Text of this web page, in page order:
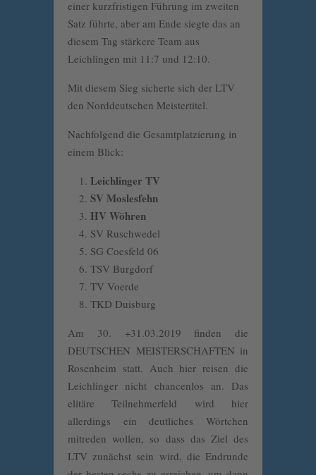
einer kurzfristigen Führung im zweiten
Satz führte, aber am Ende siegte das an
diesem Tag stärkere Team aus
Leichlingen mit 11:7 und 12:10.
Mit diesem Sieg sicherte sich der LTV
den Norddeutschen Meistertitel.
Nachfolgend die Gesamtplatzierung in
einem Blick:
Leichlinger TV
SV Moslesfehn
HV Wöhren
SV Ruschwedel
SG Coesfeld 06
TSV Burgdorf
TV Voerde
TKD Duisburg
Am 30. +31.03.2019 finden die
DEUTSCHEN MEISTERSCHAFTEN in
Rosenheim statt. Auch hier reisen die
Leichlinger nicht chancenlos an. Das
elitäre Teilnehmerfeld wird hier
allerdings ein deutliches Wörtchen
mitreden wollen, so dass das Ziel des
LTV zunächst sein wird, die Endrunde